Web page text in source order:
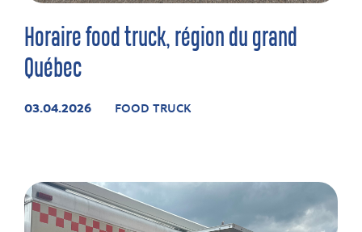
Horaire food truck, région du grand
Québec
03.04.2026 FOOD TRUCK